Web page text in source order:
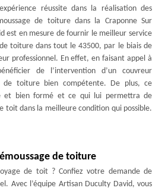
réussite dans la réalisation des
de toiture dans la Craponne Sur
est en mesure de fournir le meilleur service
toiture dans tout le 43500, par le biais de
professionnel. En effet, en faisant appel à
de l’intervention d’un couvreur
de toiture bien compétente. De plus, ce
et bien formé et ce qui lui permettra de
toit dans la meilleure condition qui possible.
de toiture
de toit ? Confiez votre demande de
Avec l’équipe Artisan Duculty David, vous